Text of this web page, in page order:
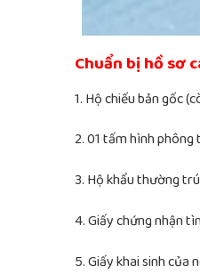
Chuẩn bị hồ sơ
1. Hộ chiếu bản gốc
2. 01 tấm hình
3. Hộ khẩu thường
4. Giấy chứng nhận
5. Giấy khai sinh của